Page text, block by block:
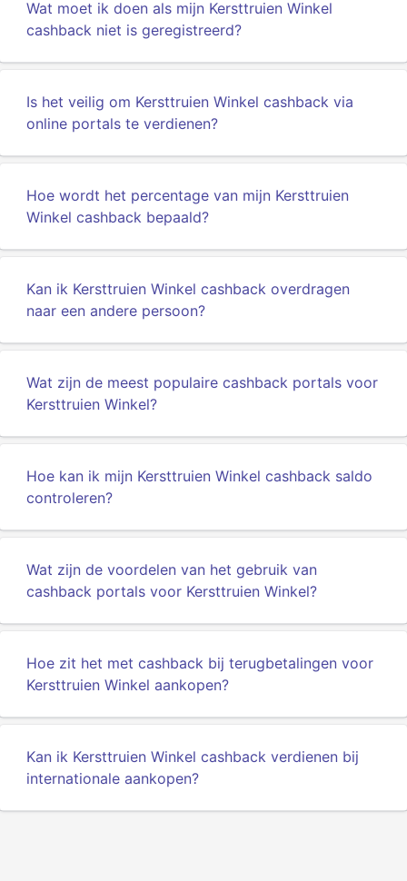
Wat moet ik doen als mijn Kersttruien Winkel
cashback niet is geregistreerd?
Is het veilig om Kersttruien Winkel cashback via
online portals te verdienen?
Hoe wordt het percentage van mijn Kersttruien
Winkel cashback bepaald?
Kan ik Kersttruien Winkel cashback overdragen
naar een andere persoon?
Wat zijn de meest populaire cashback portals voor
Kersttruien Winkel?
Hoe kan ik mijn Kersttruien Winkel cashback saldo
controleren?
Wat zijn de voordelen van het gebruik van
cashback portals voor Kersttruien Winkel?
Hoe zit het met cashback bij terugbetalingen voor
Kersttruien Winkel aankopen?
Kan ik Kersttruien Winkel cashback verdienen bij
internationale aankopen?